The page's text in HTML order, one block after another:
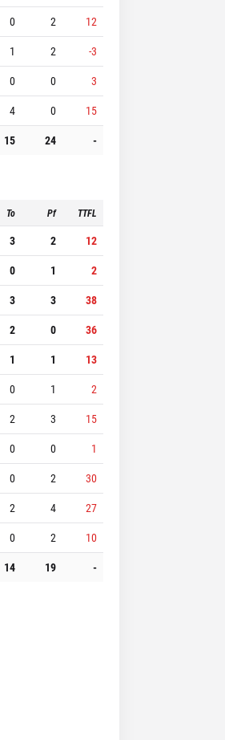
0 2
12
1 2
-3
0 0
3
4 0
15
15 24 -
To Pf TTFL
3 2
12
0 1
2
3 3
38
2 0
36
1 1
13
0 1
2
2 3
15
0 0
1
0 2
30
2 4
27
0 2
10
14 19 -